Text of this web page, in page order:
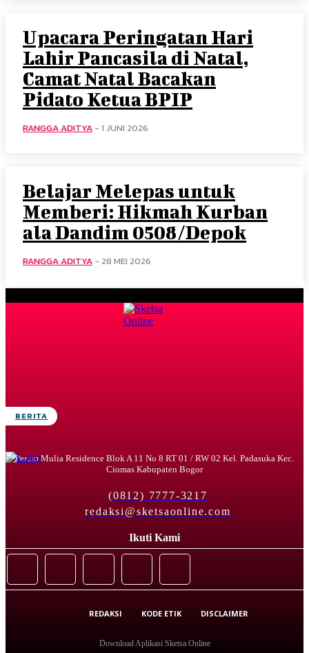
BERITA
Upacara Peringatan Hari
Lahir Pancasila di Natal,
Camat Natal Bacakan
Pidato Ketua BPIP
RANGGA ADITYA - 1 JUNI 2026
Belajar Melepas untuk
Memberi: Hikmah Kurban
ala Dandim 0508/Depok
RANGGA ADITYA - 28 MEI 2026
Perum Mulia Residence Blok A 11 No 8 RT 01 / RW 02 Kel. Padasuka Kec.
Ciomas Kabupaten Bogor
(0812) 7777-3217
redaksi@sketsaonline.com
Ikuti Kami
REDAKSI KODE ETIK DISCLAIMER
Download Aplikasi Sketsa Online